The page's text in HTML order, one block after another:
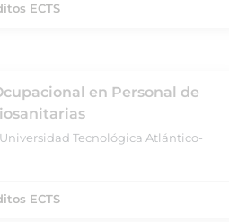
ECTS
en Personal de
Tecnológica Atlántico-
ECTS